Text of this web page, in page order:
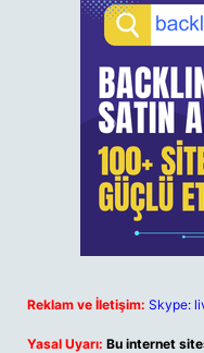
Reklam ve İletişim: Skype:
Yasal Uyarı: Bu internet